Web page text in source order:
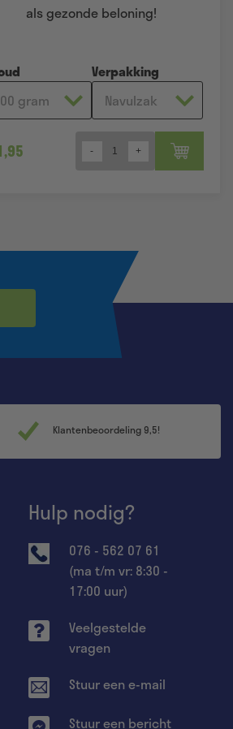
als gezonde beloning!
Verpakking
Quantity
Klantenbeoordeling 9,5!
Hulp nodig?
076 - 562 07 61
(ma t/m vr: 8:30 -
17:00 uur)
Veelgestelde
vragen
Stuur een e-mail
Stuur een bericht